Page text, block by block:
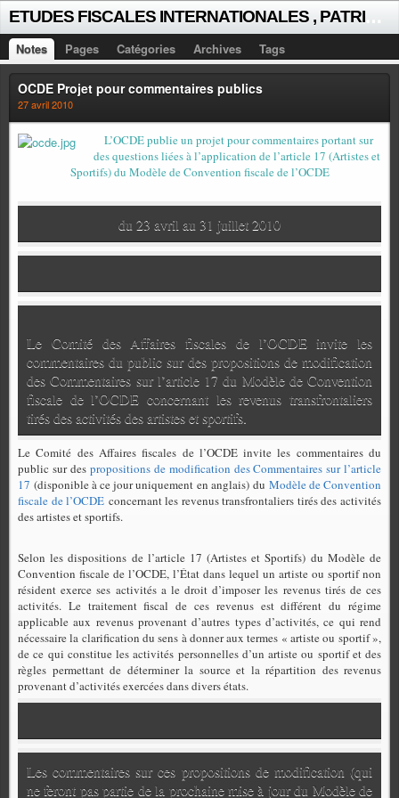
Notes Pages Catégories Archives Tags
OCDE Projet pour commentaires publics
27 avril 2010
L’OCDE publie un projet pour commentaires portant sur
des questions liées à l’application de l’article 17 (Artistes et
Sportifs) du Modèle de Convention fiscale de l’OCDE
du 23 avril au 31 juillet 2010
Le Comité des Affaires fiscales de l’OCDE invite les
commentaires du public sur des propositions de modification
des Commentaires sur l’article 17 du Modèle de Convention
fiscale de l’OCDE concernant les revenus transfrontaliers
tirés des activités des artistes et sportifs.
Le Comité des Affaires fiscales de l’OCDE invite les commentaires du
public sur despropositions de modification des Commentaires sur l’article
17 (disponible à ce jour uniquement en anglais) du Modèle de Convention
fiscale de l’OCDE concernant les revenus transfrontaliers tirés des activités
des artistes et sportifs.
Selon les dispositions de l’article 17 (Artistes et Sportifs) du Modèle de
Convention fiscale de l’OCDE, l’État dans lequel un artiste ou sportif non
résident exerce ses activités a le droit d’imposer les revenus tirés de ces
activités. Le traitement fiscal de ces revenus est différent du régime
applicable aux revenus provenant d’autres types d’activités, ce qui rend
nécessaire la clarification du sens à donner aux termes « artiste ou sportif »,
de ce qui constitue les activités personnelles d’un artiste ou sportif et des
règles permettant de déterminer la source et la répartition des revenus
provenant d’activités exercées dans divers états.
Les commentaires sur ces propositions de modification (qui
ne feront pas partie de la prochaine mise à jour du Modèle de